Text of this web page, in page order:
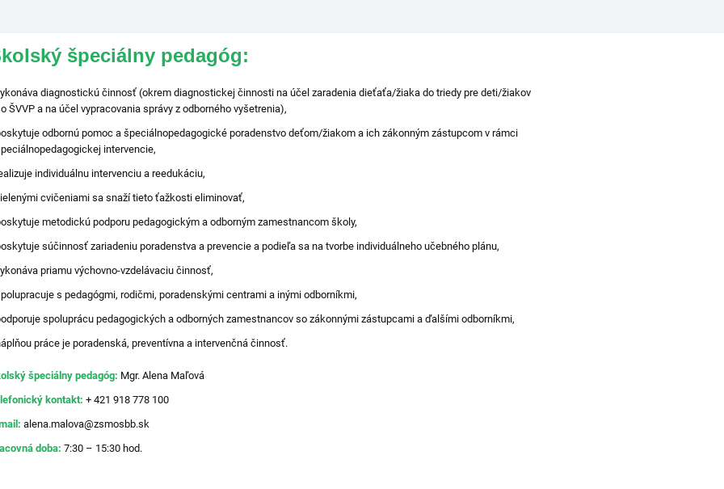
špeciálny pedagóg:
diagnostickú činnosť (okrem diagnostickej činnosti na účel zaradenia dieťaťa/žiaka do triedy pre deti/žiakov
ŠVVP a na účel vypracovania správy z odborného vyšetrenia),
odbornú pomoc a špeciálnopedagogické poradenstvo deťom/žiakom a ich zákonným zástupcom v rámci
intervencie,
individuálnu intervenciu a reedukáciu,
cvičeniami sa snaží tieto ťažkosti eliminovať,
metodickú podporu pedagogickým a odborným zamestnancom školy,
súčinnosť zariadeniu poradenstva a prevencie a podieľa sa na tvorbe individuálneho učebného plánu,
priamu výchovno-vzdelávaciu činnosť,
s pedagógmi, rodičmi, poradenskými centrami a inými odborníkmi,
spoluprácu pedagogických a odborných zamestnancov so zákonnými zástupcami a ďalšími odborníkmi,
práce je poradenská, preventívna a intervenčná činnosť.
špeciálny pedagóg: Mgr. Alena Maľová
kontakt: + 421 918 778 100
alena.malova@zsmosbb.sk
doba: 7:30 – 15:30 hod.